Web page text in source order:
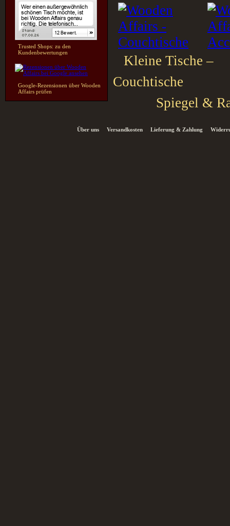
Trusted Shops: zu den
Kundenbewertungen
Google-Rezensionen über Wooden
Affairs prüfen
Kleine Tische –
Couchtische
Spiegel &
Über uns Versandkosten Lieferung & Zahlung